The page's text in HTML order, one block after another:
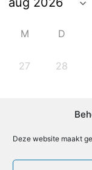
Deze website maakt
M D
27 28
10 11